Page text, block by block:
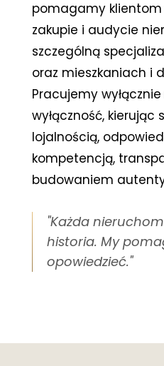
pomagamy klientom
zakupie i audycie
szczególną
oraz mieszkaniach i
Pracujemy
wyłączność, kierując
lojalnością,
kompetencją,
budowaniem
"Każda
historia. My
opowiedzieć."